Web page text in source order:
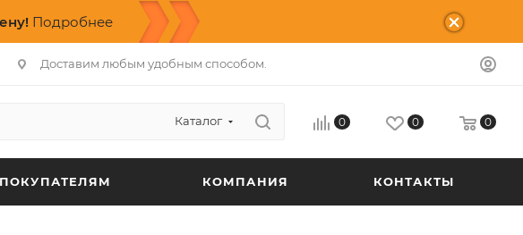
Подробнее
Доставим любым удобным способом.
Каталог 0 0 0
ПОКУПАТЕЛЯМ КОМПАНИЯ КОНТАКТЫ